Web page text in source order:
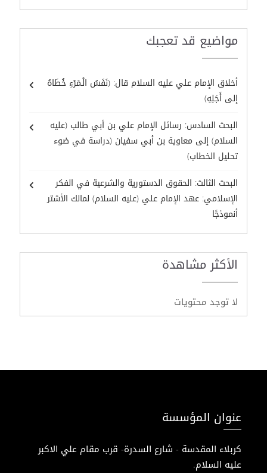
مواضيع قد تعجبك
أخلاق الإمام علي عليه السلام قال: (نَفَسُ الْـمَرْءِ خُطَاهُ
إلى أَجَلِهِ)
البحث السادس: رسائل الإمام علي بن أبي طالب (عليه
السلام) إلى معاوية بن أبي سفيان (دراسة في ضوء
تحليل الخطاب)
البحث الثالث: الحقوق الدستورية والشرعية في الفكر
الإسلامي: عهد الإمام علي (عليه السلام) لمالك الأشتر
أنموذجًا
الأكثر مشاهدة
لا توجد محتويات
عنوان المؤسسة
كربلاء المقدسة - شارع السدرة- قرب مقام علي الاكبر
عليه السلام.